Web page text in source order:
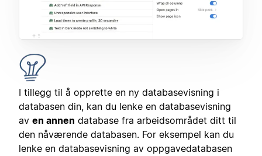
I tillegg til å opprette en ny databasevisning i
databasen din, kan du lenke en databasevisning
av en annen database fra arbeidsområdet ditt til
den nåværende databasen. For eksempel kan du
lenke en databasevisning av oppgavedatabasen